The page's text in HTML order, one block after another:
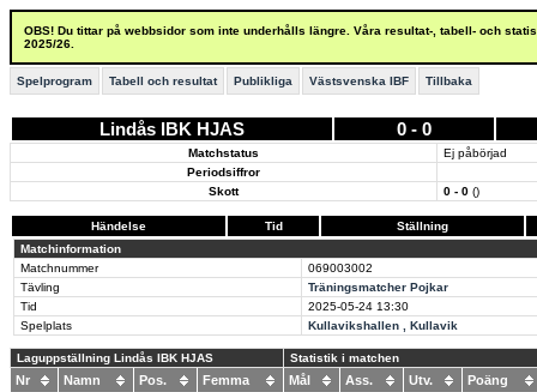
OBS! Du tittar på webbsidor som inte underhålls längre. Våra resultat-, tabell- och
2025/26.
Spelprogram Tabell och resultat Publikliga Västsvenska IBF Tillbaka
Lindås IBK HJAS 0 - 0
Matchstatus
Ej påbörjad
Periodsiffror
Skott
0 - 0 ()
Händelse Tid
Ställning
Matchinformation
Matchnummer
069003002
Tävling
Träningsmatcher Pojkar
Tid
2025-05-24 13:30
Spelplats
Kullavikshallen , Kullavik
Laguppställning Lindås IBK HJAS Statistik i matchen
Nr Namn Pos. Femma Mål Ass. Utv. Poäng